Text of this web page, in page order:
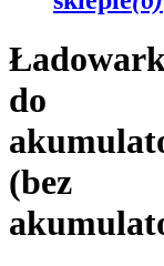
do
(bez